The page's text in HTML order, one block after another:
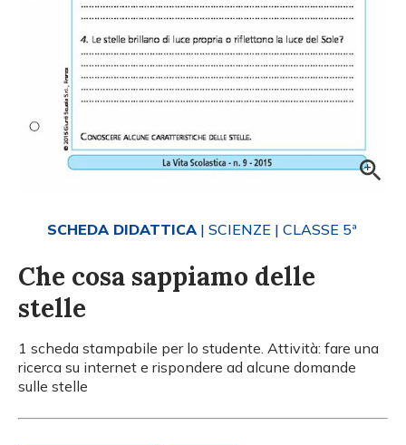
SCHEDA DIDATTICA | SCIENZE | CLASSE 5ª
Che cosa sappiamo delle
stelle
1 scheda stampabile per lo studente. Attività: fare una
ricerca su internet e rispondere ad alcune domande
sulle stelle